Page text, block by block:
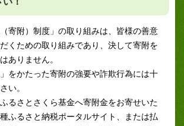
（寄附）制度」の取り組みは、皆様の善意
くための取り組みであり、決して寄附を
ありません。
」をかたった寄附の強要や詐欺行為には十
い。
るさとさくら基金へ寄附金をお寄せいた
ふるさと納税ポータルサイト、または払